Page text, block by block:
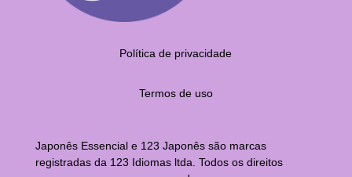
Política de privacidade
Termos de uso
Japonês Essencial e 123 Japonês são marcas
registradas da 123 Idiomas ltda. Todos os direitos